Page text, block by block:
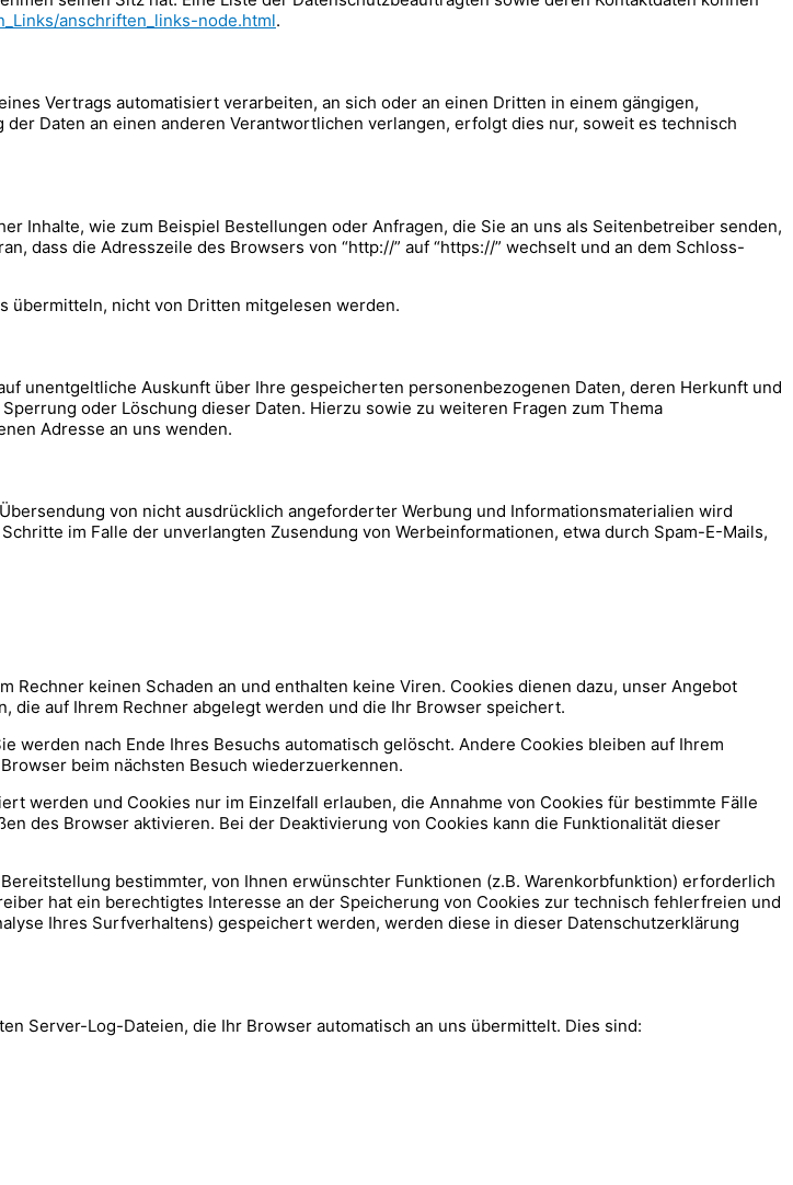
anschriften_links-node.html.
Vertrags automatisiert verarbeiten, an sich oder an einen Dritten in einem gängigen,
Daten an einen anderen Verantwortlichen verlangen, erfolgt dies nur, soweit es technisch
Inhalte, wie zum Beispiel Bestellungen oder Anfragen, die Sie an uns als Seitenbetreiber senden,
dass die Adresszeile des Browsers von “http://” auf “https://” wechselt und an dem Schloss-
übermitteln, nicht von Dritten mitgelesen werden.
unentgeltliche Auskunft über Ihre gespeicherten personenbezogenen Daten, deren Herkunft und
oder Löschung dieser Daten. Hierzu sowie zu weiteren Fragen zum Thema
Adresse an uns wenden.
von nicht ausdrücklich angeforderter Werbung und Informationsmaterialien wird
im Falle der unverlangten Zusendung von Werbeinformationen, etwa durch Spam-E-Mails,
keinen Schaden an und enthalten keine Viren. Cookies dienen dazu, unser Angebot
auf Ihrem Rechner abgelegt werden und die Ihr Browser speichert.
werden nach Ende Ihres Besuchs automatisch gelöscht. Andere Cookies bleiben auf Ihrem
beim nächsten Besuch wiederzuerkennen.
werden und Cookies nur im Einzelfall erlauben, die Annahme von Cookies für bestimmte Fälle
des Browser aktivieren. Bei der Deaktivierung von Cookies kann die Funktionalität dieser
bestimmter, von Ihnen erwünschter Funktionen (z.B. Warenkorbfunktion) erforderlich
hat ein berechtigtes Interesse an der Speicherung von Cookies zur technisch fehlerfreien und
Ihres Surfverhaltens) gespeichert werden, werden diese in dieser Datenschutzerklärung
Server-Log-Dateien, die Ihr Browser automatisch an uns übermittelt. Dies sind: